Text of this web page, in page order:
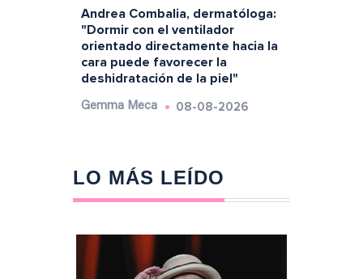
Andrea Combalia, dermatóloga:
"Dormir con el ventilador
orientado directamente hacia la
cara puede favorecer la
deshidratación de la piel"
Gemma Meca 08-08-2026
LO MÁS LEÍDO